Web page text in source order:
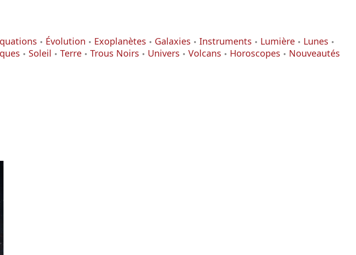
Évolution Exoplanètes Galaxies Instruments Lumière
Lunes
Soleil Terre Trous Noirs Univers Volcans Horoscopes Nouveautés